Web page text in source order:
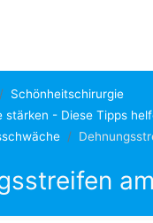
Schönheitschirurgie
stärken - Diese Tipps